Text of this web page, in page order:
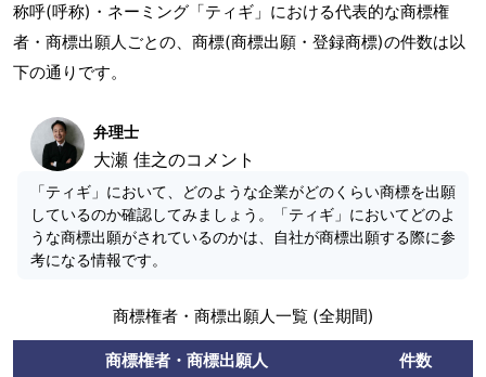
称呼(呼称)・ネーミング「ティギ」における代表的な商標権
者・商標出願人ごとの、商標(商標出願・登録商標)の件数は以
下の通りです。
弁理士
大瀬 佳之のコメント
「ティギ」において、どのような企業がどのくらい商標を出願
しているのか確認してみましょう。「ティギ」においてどのよ
うな商標出願がされているのかは、自社が商標出願する際に参
考になる情報です。
商標権者・商標出願人一覧 (全期間)
商標権者・商標出願人
件数